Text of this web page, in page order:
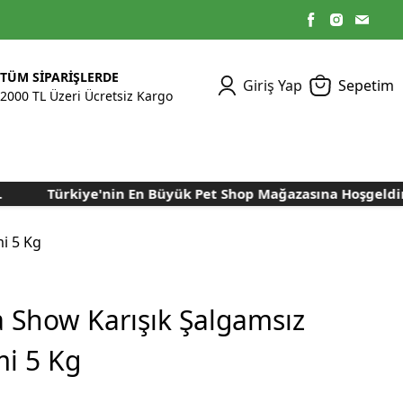
TÜM SİPARİŞLERDE
2000 TL Üzeri Ücretsiz Kargo
Giriş Yap Sepetim
Kümes Ekipmanları
Aydınlatma Sistemleri
Makineleri
Nem Alma Makineleri
Nem ve Isı Ölçer
Cihazları
Kuluçka Malzemeleri
Kedi Yaş Mamaları
Bakım Sağlık
Tasmalar
Bakım Sağlık
Tavşan Yemleri
Türkiye'nin En Büyük Pet Shop Mağazasına Hoşgeldiniz..
5 Kg
Karışık Şalgamsız
5 Kg